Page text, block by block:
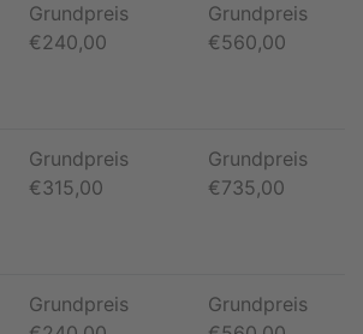
Grundpreis
€240,00
Grundpreis
€560,00
Grundpreis
€315,00
Grundpreis
€735,00
Grundpreis
Grundpreis